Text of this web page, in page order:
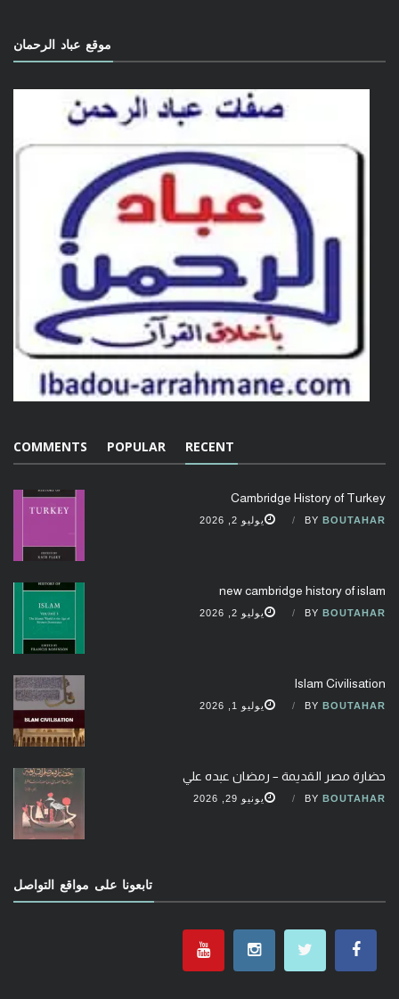
موقع عباد الرحمان
RECENT
POPULAR
COMMENTS
Cambridge History of Turkey
BY BOUTAHAR يوليو 2, 2026
new cambridge history of islam
BY BOUTAHAR يوليو 2, 2026
Islam Civilisation
BY BOUTAHAR يوليو 1, 2026
حضارة مصر القديمة – رمضان عبده علي
BY BOUTAHAR يونيو 29, 2026
تابعونا على مواقع التواصل